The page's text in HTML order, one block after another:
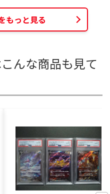
もっと見る
んな商品も見て